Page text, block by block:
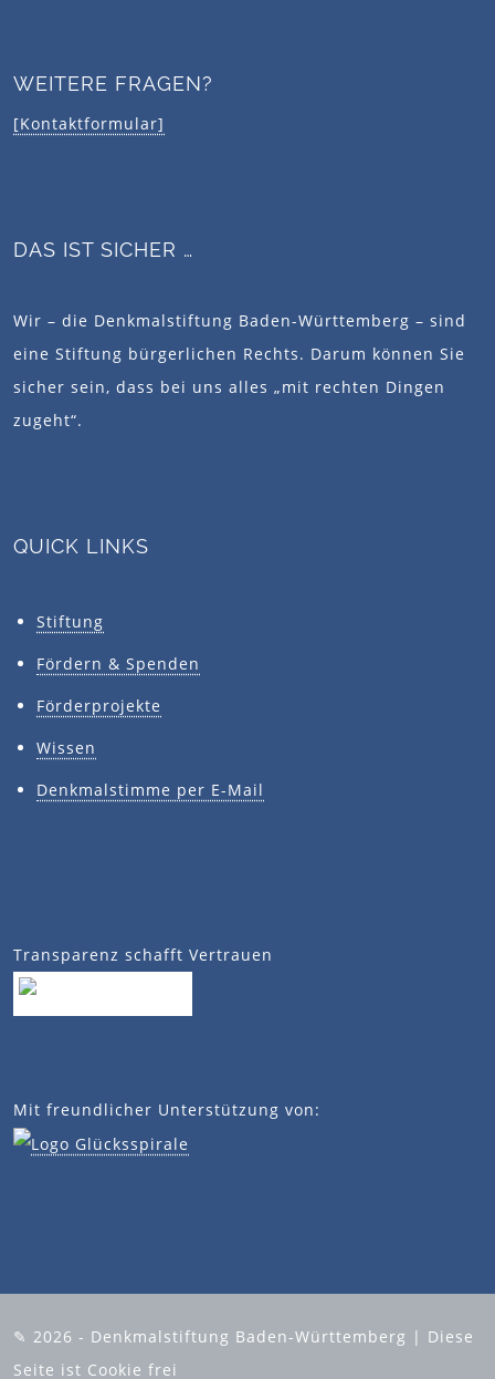
WEITERE FRAGEN?
[Kontaktformular]
DAS IST SICHER …
Wir – die Denkmalstiftung Baden-Württemberg – sind
eine Stiftung bürgerlichen Rechts. Darum können Sie
sicher sein, dass bei uns alles „mit rechten Dingen
zugeht“.
QUICK LINKS
Stiftung
Fördern & Spenden
Förderprojekte
Wissen
Denkmalstimme per E-Mail
Transparenz schafft Vertrauen
Mit freundlicher Unterstützung von:
✎ 2026 - Denkmalstiftung Baden-Württemberg | Diese
Seite ist Cookie frei